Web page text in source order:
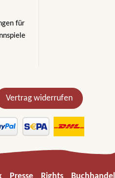
für
Vertrag widerrufen